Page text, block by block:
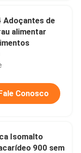
Adoçantes de
alimentar
Conosco
Isomalto
900 sem